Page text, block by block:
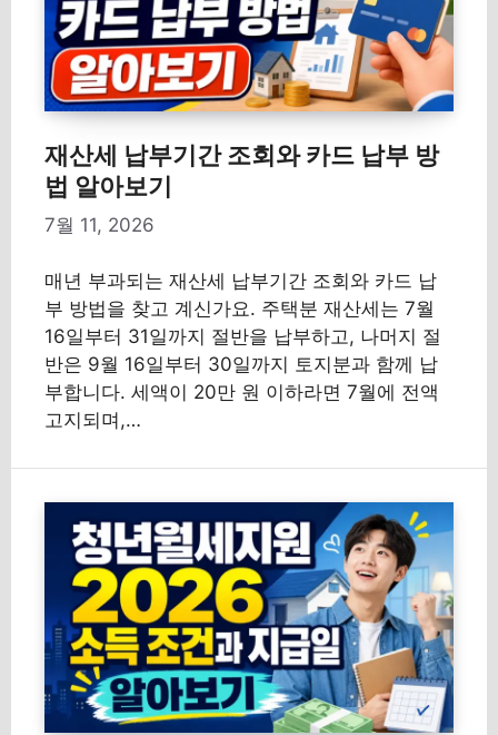
재산세 납부기간 조회와 카드 납부 방
법 알아보기
7월 11, 2026
매년 부과되는 재산세 납부기간 조회와 카드 납
부 방법을 찾고 계신가요. 주택분 재산세는 7월
16일부터 31일까지 절반을 납부하고, 나머지 절
반은 9월 16일부터 30일까지 토지분과 함께 납
부합니다. 세액이 20만 원 이하라면 7월에 전액
고지되며,…